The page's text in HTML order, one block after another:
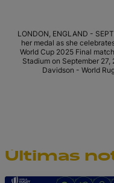
LONDON, ENGLAND -
her medal as she
World Cup 2025 Final
Stadium on September
Davidson - World
Últimas